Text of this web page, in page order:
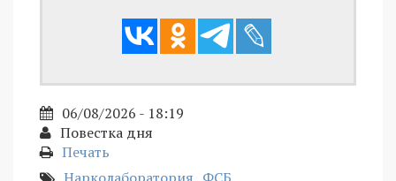
06/08/2026 - 18:19
Повестка дня
Печать